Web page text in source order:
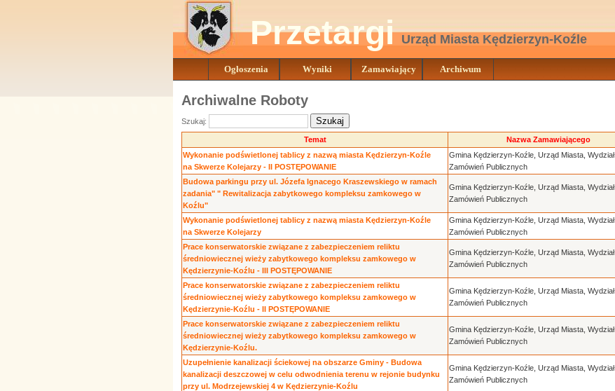
Przetargi Urząd Miasta Kędzierzyn-Koźle
Ogłoszenia Wyniki Zamawiający Archiwum
Archiwalne Roboty
Szukaj: Szukaj
Temat Nazwa Zamawiającego
Wykonanie podświetlonej tablicy z nazwą miasta Kędzierzyn-Koźle
na Skwerze Kolejarzy - II POSTĘPOWANIE
Gmina Kędzierzyn-Koźle, Urząd Miasta, Wydział
Zamówień Publicznych
Budowa parkingu przy ul. Józefa Ignacego Kraszewskiego w ramach
zadania" " Rewitalizacja zabytkowego kompleksu zamkowego w
Koźlu"
Gmina Kędzierzyn-Koźle, Urząd Miasta, Wydział
Zamówień Publicznych
Wykonanie podświetlonej tablicy z nazwą miasta Kędzierzyn-Koźle
na Skwerze Kolejarzy
Gmina Kędzierzyn-Koźle, Urząd Miasta, Wydział
Zamówień Publicznych
Prace konserwatorskie związane z zabezpieczeniem reliktu
średniowiecznej wieży zabytkowego kompleksu zamkowego w
Kędzierzynie-Koźlu - III POSTĘPOWANIE
Gmina Kędzierzyn-Koźle, Urząd Miasta, Wydział
Zamówień Publicznych
Prace konserwatorskie związane z zabezpieczeniem reliktu
średniowiecznej wieży zabytkowego kompleksu zamkowego w
Kędzierzynie-Koźlu - II POSTĘPOWANIE
Gmina Kędzierzyn-Koźle, Urząd Miasta, Wydział
Zamówień Publicznych
Prace konserwatorskie związane z zabezpieczeniem reliktu
średniowiecznej wieży zabytkowego kompleksu zamkowego w
Kędzierzynie-Koźlu.
Gmina Kędzierzyn-Koźle, Urząd Miasta, Wydział
Zamówień Publicznych
Uzupełnienie kanalizacji ściekowej na obszarze Gminy - Budowa
kanalizacji deszczowej w celu odwodnienia terenu w rejonie budynku
przy ul. Modrzejewskiej 4 w Kędzierzynie-Koźlu
Gmina Kędzierzyn-Koźle, Urząd Miasta, Wydział
Zamówień Publicznych